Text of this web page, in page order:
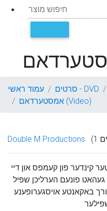
עמוד ראשי סרטים - DVD
אמסטערדאם (Video)
Double M Productions
קינדער פון קעמפס און דיי
געהאט פונעם הערליכן שפיל
באקאנטע אויסגערופענע